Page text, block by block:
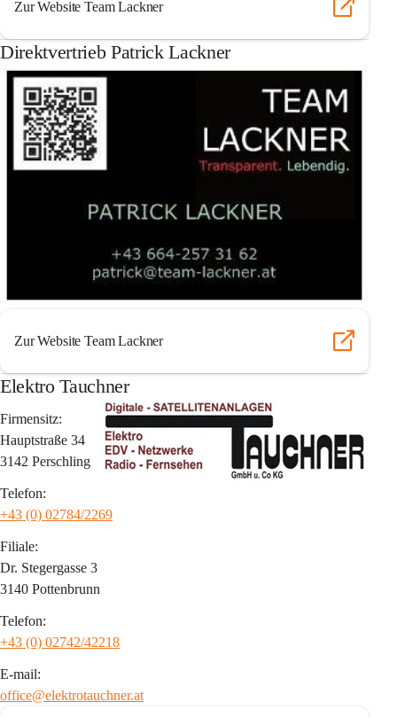
Zur Website Team Lackner
Direktvertrieb Patrick Lackner
Zur Website Team Lackner
Elektro Tauchner
Firmensitz:
Hauptstraße 34
3142 Perschling
Telefon:
+43 (0) 02784/2269
Filiale:
Dr. Stegergasse 3
3140 Pottenbrunn
Telefon:
+43 (0) 02742/42218
E-mail:
office@elektrotauchner.at